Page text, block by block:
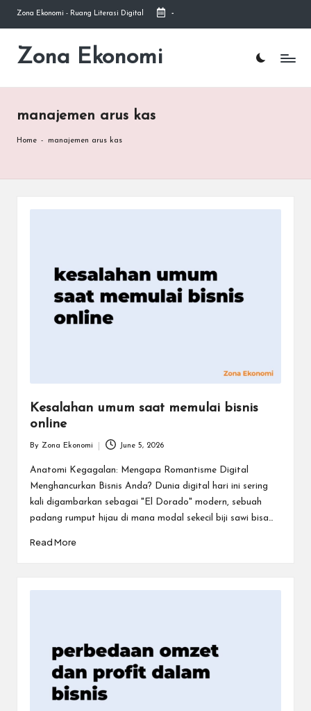
Skip
content
Zona Ekonomi - Ruang Literasi Digital -
Zona Ekonomi
Ruang
manajemen arus kas
Home - manajemen arus kas
Kesalahan umum saat memulai bisnis
online
by
By Zona Ekonomi June 5, 2026
Anatomi Kegagalan: Mengapa Romantisme Digital
Menghancurkan Bisnis Anda? Dunia digital hari ini sering
kali digambarkan sebagai "El Dorado" modern, sebuah
padang rumput hijau di mana modal sekecil biji sawi bisa…
Read More